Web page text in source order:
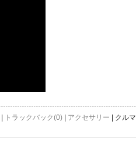
トラックバック(0) アクセサリー | クルマ